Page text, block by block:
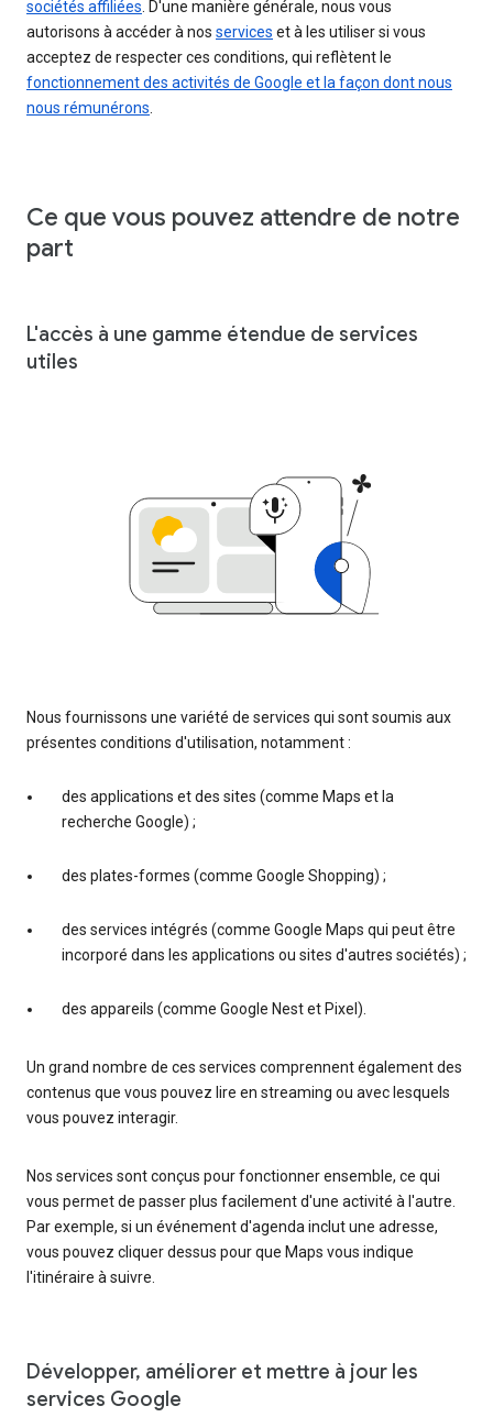
sociétés affiliées . D'une manière générale, nous vous
autorisons à accéder à nos services et à les utiliser si vous
acceptez de respecter ces conditions, qui reflètent le
fonctionnement des activités de Google et la façon dont nous
nous rémunérons
Ce que vous pouvez attendre de notre
part
L'accès à une gamme étendue de services
utiles
Nous fournissons une variété de services qui sont soumis aux
présentes conditions d'utilisation, notamment :
des applications et des sites (comme Maps et la
recherche Google) ;
des plates-formes (comme Google Shopping) ;
des services intégrés (comme Google Maps qui peut être
incorporé dans les applications ou sites d'autres sociétés) ;
des appareils (comme Google Nest et Pixel).
Un grand nombre de ces services comprennent également des
contenus que vous pouvez lire en streaming ou avec lesquels
vous pouvez interagir.
Nos services sont conçus pour fonctionner ensemble, ce qui
vous permet de passer plus facilement d'une activité à l'autre.
Par exemple, si un événement d'agenda inclut une adresse,
vous pouvez cliquer dessus pour que Maps vous indique
l'itinéraire à suivre.
Développer, améliorer et mettre à jour les
services Google